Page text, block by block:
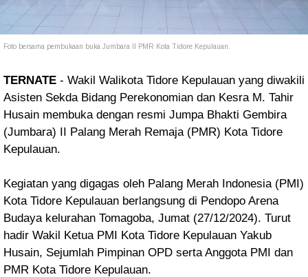
Foto bersama pembukaan buka Jumbara II PMR Kota Tidore Kepulauan.
TERNATE - Wakil Walikota Tidore Kepulauan yang diwakili
Asisten Sekda Bidang Perekonomian dan Kesra M. Tahir
Husain membuka dengan resmi Jumpa Bhakti Gembira
(Jumbara) II Palang Merah Remaja (PMR) Kota Tidore
Kepulauan.
Kegiatan yang digagas oleh Palang Merah Indonesia (PMI)
Kota Tidore Kepulauan berlangsung di Pendopo Arena
Budaya kelurahan Tomagoba, Jumat (27/12/2024). Turut
hadir Wakil Ketua PMI Kota Tidore Kepulauan Yakub
Husain, Sejumlah Pimpinan OPD serta Anggota PMI dan
PMR Kota Tidore Kepulauan.